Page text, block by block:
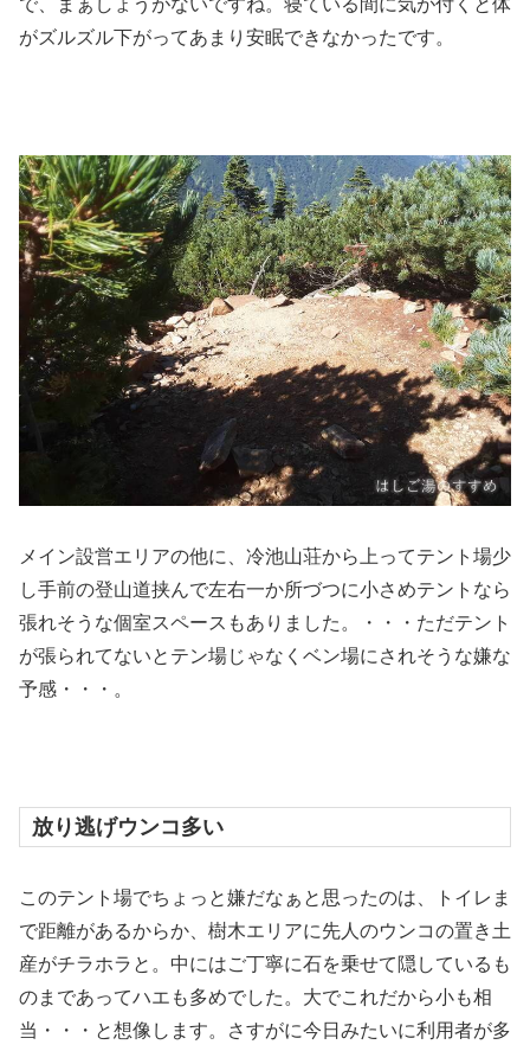
がズルズル下がってあまり安眠できなかったです。
メイン設営エリアの他に、冷池山荘から上ってテント場少
し手前の登山道挟んで左右一か所づつに小さめテントなら
張れそうな個室スペースもありました。・・・ただテント
が張られてないとテン場じゃなくベン場にされそうな嫌な
予感・・・。
放り逃げウンコ多い
このテント場でちょっと嫌だなぁと思ったのは、トイレま
で距離があるからか、樹木エリアに先人のウンコの置き土
産がチラホラと。中にはご丁寧に石を乗せて隠しているも
のまであってハエも多めでした。大でこれだから小も相
当・・・と想像します。さすがに今日みたいに利用者が多